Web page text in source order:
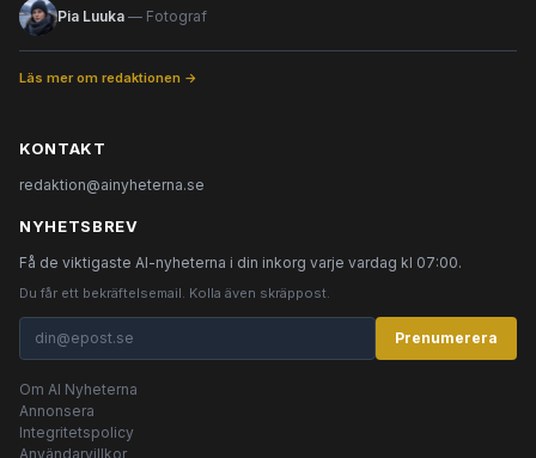
Pia Luuka — Fotograf
Läs mer om redaktionen →
KONTAKT
redaktion@ainyheterna.se
NYHETSBREV
Få de viktigaste AI-nyheterna i din inkorg varje vardag kl 07:00.
Du får ett bekräftelsemail. Kolla även skräppost.
Prenumerera
Om AI Nyheterna
Annonsera
Integritetspolicy
Användarvillkor